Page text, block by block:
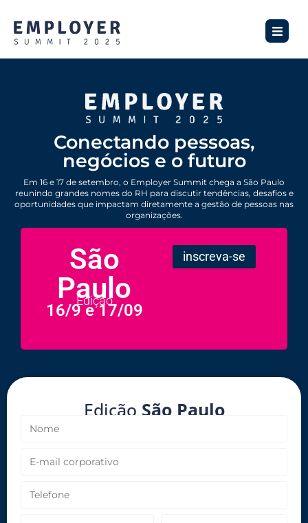
Conectando pessoas,
negócios e o futuro
Em 16 e 17 de setembro, o Employer Summit chega a São Paulo
reunindo grandes nomes do RH para discutir tendências, desafios e
oportunidades que impactam diretamente a gestão de pessoas nas
organizações.
São
Paulo
Edição
16/9 e 17/09
inscreva-se
Edição São Paulo